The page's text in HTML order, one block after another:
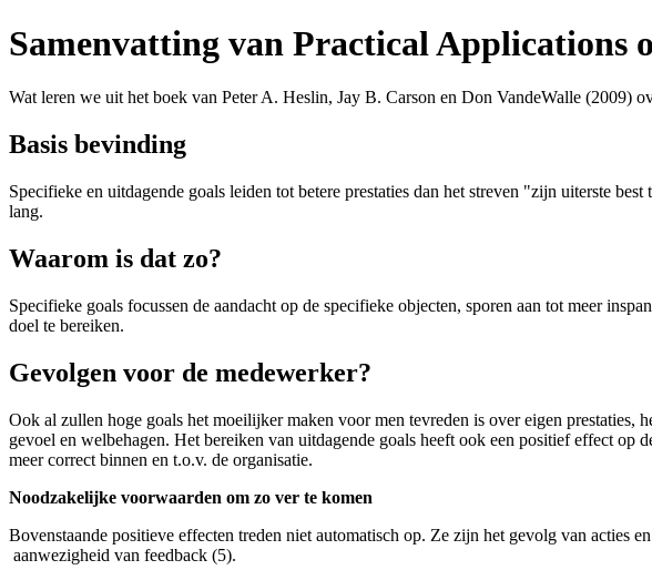
Samenvatting van Practical Applications
Wat leren we uit het boek van Peter A. Heslin, Jay B. Carson en Don VandeWalle (2009)
Basis bevinding
Specifieke en uitdagende goals leiden tot betere prestaties dan het streven "zijn uiterste
lang.
Waarom is dat zo?
Specifieke goals focussen de aandacht op de specifieke objecten, sporen aan tot meer
doel te bereiken.
Gevolgen voor de medewerker?
Ook al zullen hoge goals het moeilijker maken voor men tevreden is over eigen prestaties,
gevoel en welbehagen. Het bereiken van uitdagende goals heeft ook een positief effect
meer correct binnen en t.o.v. de organisatie.
Noodzakelijke voorwaarden om zo ver te komen
Bovenstaande positieve effecten treden niet automatisch op. Ze zijn het gevolg van acties
aanwezigheid van feedback (5).